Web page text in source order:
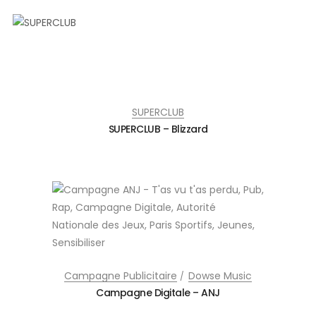
SUPERCLUB
SUPERCLUB – Blizzard
Campagne Publicitaire
Dowse Music
Campagne Digitale – ANJ